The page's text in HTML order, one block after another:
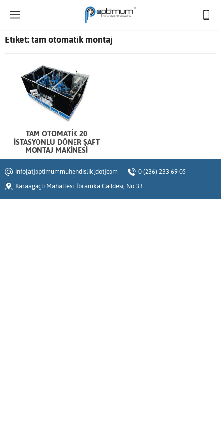
Etiket:tam otomatik montaj
TAM OTOMATİK 20
İSTASYONLU DÖNER ŞAFT
MONTAJ MAKİNESİ
info[at]optimummuhendislik[dot]com
0 (236) 233 69 05
Karaağaçlı Mahallesi, İbramka Caddesi, No:33